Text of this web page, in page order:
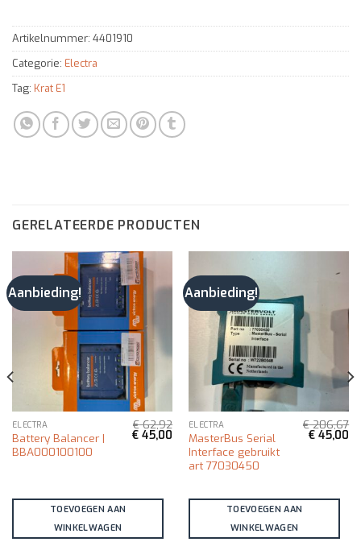
Artikelnummer: 4401910
Categorie: Electra
Tag: Krat E1
GERELATEERDE PRODUCTEN
Aanbieding!
ELECTRA
Battery Balancer |
BBA000100100
€62,92
Oorspronkelijke
€ 45,00 Huidige
prijs
€ 45,00.
TOEVOEGEN AAN
WINKELWAGEN
Aanbieding!
ELECTRA
MasterBus Serial
Interface gebruikt
art 77030450
€206,67
€ 45,00
TOEVOEGEN AAN
WINKELWAGEN